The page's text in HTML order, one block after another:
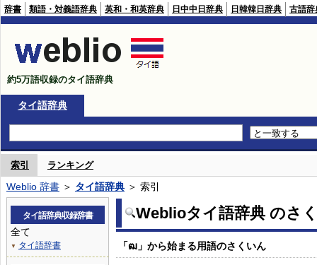
辞書 類語・対義語辞典 英和・和英辞典 日中中日辞典 日韓韓日辞典 古語辞
約5万語収録のタイ語辞典
タイ語辞典
索引 ランキング
Weblio 辞書 ＞ タイ語辞典 ＞ 索引
Weblioタイ語辞典 のさ
「ฒ」から始まる用語のさくいん
タイ語辞典収録辞書
全て
▼ タイ語辞書